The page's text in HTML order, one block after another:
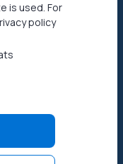
is used. For
policy